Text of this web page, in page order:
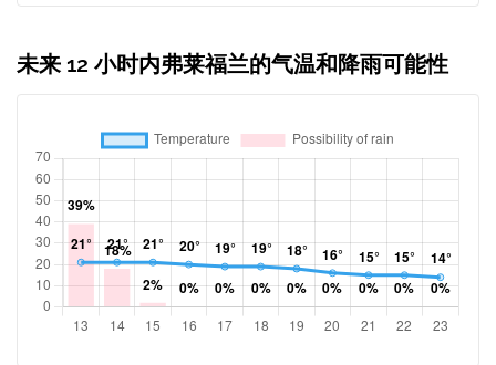
未来 12 小时内弗莱福兰的气温和降雨可能性